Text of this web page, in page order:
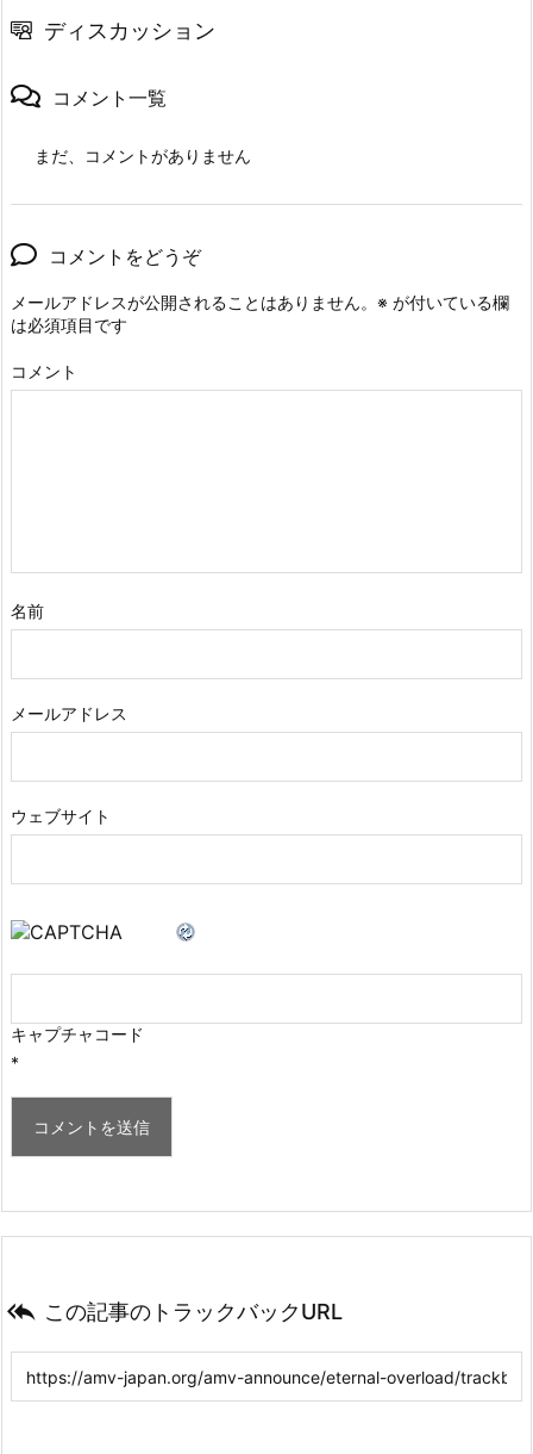
ディスカッション
コメント一覧
まだ、コメントがありません
コメントをどうぞ
メールアドレスが公開されることはありません。 ※ が付いている欄
は必須項目です
コメント
名前
メールアドレス
ウェブサイト
キャプチャコード
*
 この記事のトラックバックURL